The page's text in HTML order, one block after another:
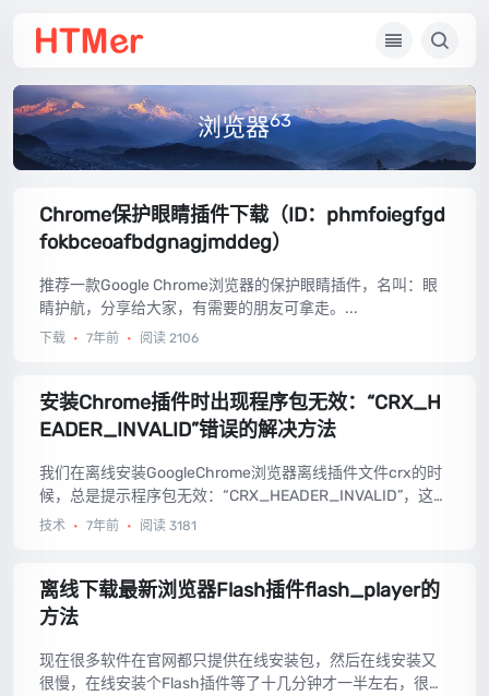
浏览器63
Chrome保护眼睛插件下载（ID：phmfoiegfgd
fokbceoafbdgnagjmddeg）
推荐一款Google Chrome浏览器的保护眼睛插件，名叫：眼
睛护航，分享给大家，有需要的朋友可拿走。...
下载 • 7年前 • 阅读 2106
安装Chrome插件时出现程序包无效：“CRX_H
EADER_INVALID”错误的解决方法
我们在离线安装GoogleChrome浏览器离线插件文件crx的时
候，总是提示程序包无效：“CRX_HEADER_INVALID”，这里
介绍一下解决方法。...
技术 • 7年前 • 阅读 3181
离线下载最新浏览器Flash插件flash_player的
方法
现在很多软件在官网都只提供在线安装包，然后在线安装又
很慢，在线安装个Flash插件等了十几分钟才一半左右，很烦